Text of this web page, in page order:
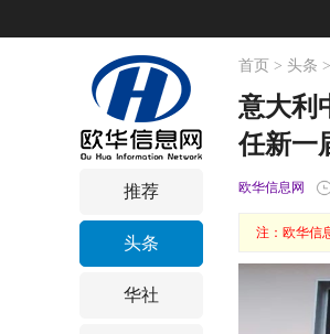
推荐
头条
华社
首页 > 头条
意大利
任新一
欧华信息网
注：欧华信